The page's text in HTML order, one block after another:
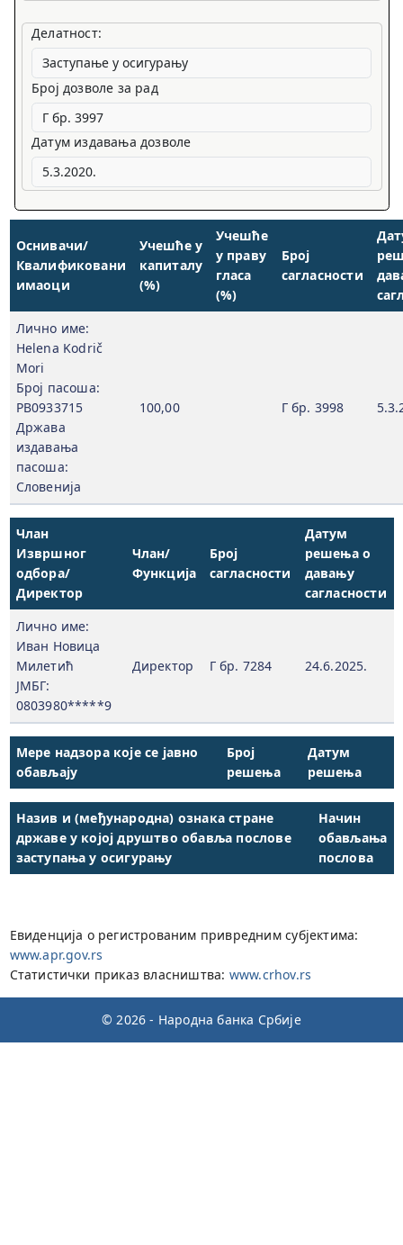
Делатност:
Број дозволе за рад
Датум издавања дозволе
Оснивачи/
Квалификовани
имаоци
Учешће у
капиталу
(%)
Учешће
у праву
гласа
(%)
Број
сагласности
Лично име:
Helena Kodrič
Mori
Број пасоша:
PB0933715
Држава
издавања
пасоша:
Словенија
100,00 Г бр. 3998
Члан
Извршног
одбора/
Директор
Члан/
Функција
Број
сагласности
Датум
решења о
давању
сагласности
Лично име:
Иван Новица
Милетић
ЈМБГ:
0803980*****9
Директор Г бр. 7284 24.6.2025.
Мере надзора које се јавно
обављају
Број
решења
Датум
решења
Назив и (међународна) ознака стране
државе у којој друштво обавља послове
заступања у осигурању
Начин
обављања
послова
Евиденција о регистрованим привредним субјектима:
www.apr.gov.rs
Статистички приказ власништва: www.crhov.rs
© 2026 - Народна банка Србије